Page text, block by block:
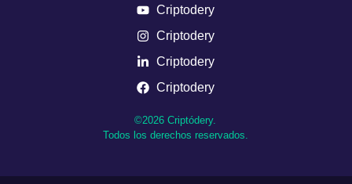
Criptodery
Criptodery
Criptodery
Criptodery
©2026 Criptódery.
Todos los derechos reservados.